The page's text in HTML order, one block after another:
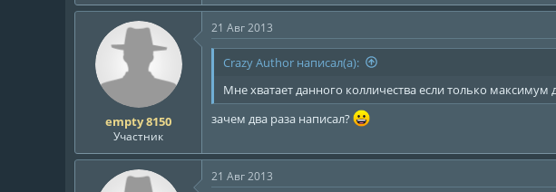
empty 8150
Участник
21 Авг 2013
Crazy Author написал(а):
Мне хватает данного колличества если только максимум
зачем два раза написал?
21 Авг 2013